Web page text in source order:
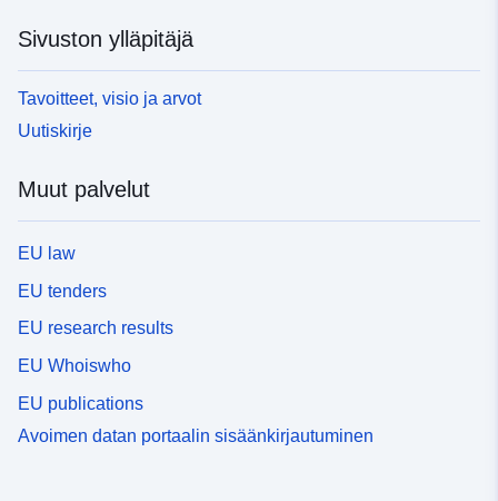
Sivuston ylläpitäjä
Tavoitteet, visio ja arvot
Uutiskirje
Muut palvelut
EU law
EU tenders
EU research results
EU Whoiswho
EU publications
Avoimen datan portaalin sisäänkirjautuminen